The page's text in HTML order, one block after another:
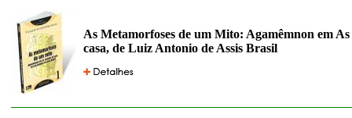
As Metamorfoses de um Mito: Agamêmnon em
casa, de Luiz Antonio de Assis Brasil